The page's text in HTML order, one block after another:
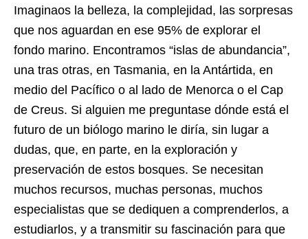
Imaginaos la belleza, la complejidad, las sorpresas
que nos aguardan en ese 95% de explorar el
fondo marino. Encontramos “islas de abundancia”,
una tras otras, en Tasmania, en la Antártida, en
medio del Pacífico o al lado de Menorca o el Cap
de Creus. Si alguien me preguntase dónde está el
futuro de un biólogo marino le diría, sin lugar a
dudas, que, en parte, en la exploración y
preservación de estos bosques. Se necesitan
muchos recursos, muchas personas, muchos
especialistas que se dediquen a comprenderlos, a
estudiarlos, y a transmitir su fascinación para que